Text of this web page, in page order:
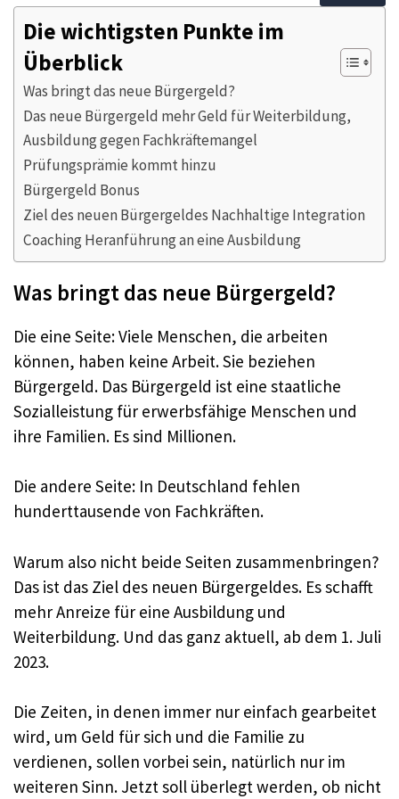
Die wichtigsten Punkte im
Überblick
Was bringt das neue Bürgergeld?
Das neue Bürgergeld mehr Geld für Weiterbildung,
Ausbildung gegen Fachkräftemangel
Prüfungsprämie kommt hinzu
Bürgergeld Bonus
Ziel des neuen Bürgergeldes Nachhaltige Integration
Coaching Heranführung an eine Ausbildung
Was bringt das neue Bürgergeld?
Die eine Seite: Viele Menschen, die arbeiten
können, haben keine Arbeit. Sie beziehen
Bürgergeld. Das Bürgergeld ist eine staatliche
Sozialleistung für erwerbsfähige Menschen und
ihre Familien. Es sind Millionen.
Die andere Seite: In Deutschland fehlen
hunderttausende von Fachkräften.
Warum also nicht beide Seiten zusammenbringen?
Das ist das Ziel des neuen Bürgergeldes. Es schafft
mehr Anreize für eine Ausbildung und
Weiterbildung. Und das ganz aktuell, ab dem 1. Juli
2023.
Die Zeiten, in denen immer nur einfach gearbeitet
wird, um Geld für sich und die Familie zu
verdienen, sollen vorbei sein, natürlich nur im
weiteren Sinn. Jetzt soll überlegt werden, ob nicht